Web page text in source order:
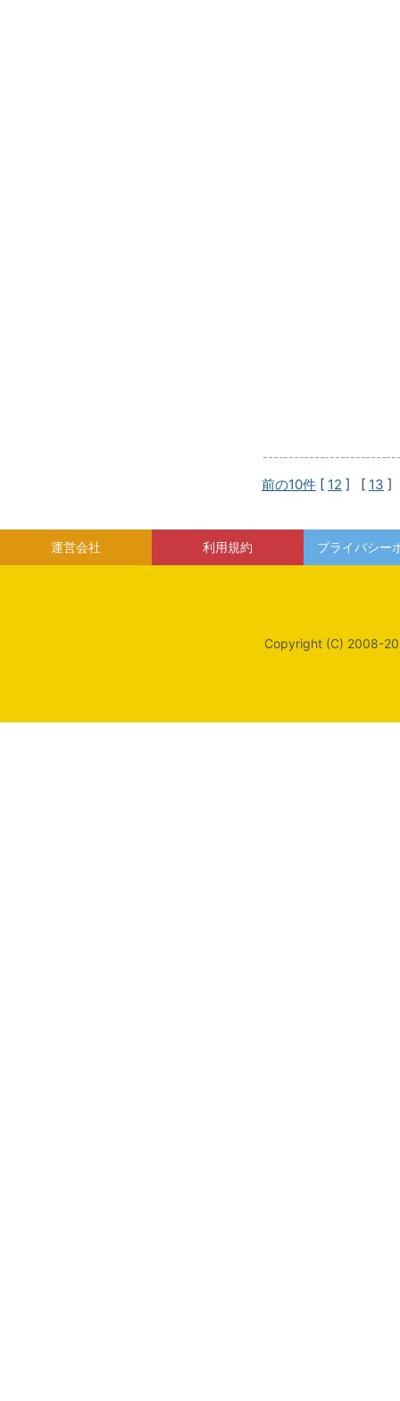
前の10件 [ 12 ] [ 13 ]
運営会社 利用規約 プライバシー
Copyright (C) 2008-